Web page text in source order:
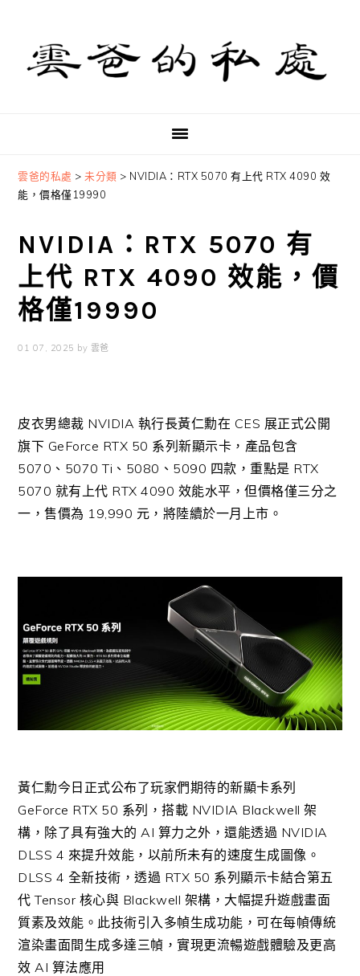
primary
navigation
content
primary
sidebar
雲爸的私處 >未分類 > NVIDIA：RTX 5070 有上代 RTX 4090 效
能，價格僅19990
NVIDIA：RTX 5070 有
上代 RTX 4090 效能，價
格僅19990
01 07, 2025 by 雲爸
皮衣男總裁 NVIDIA 執行長黃仁勳在 CES 展正式公開
旗下 GeForce RTX 50 系列新顯示卡，產品包含
5070、5070 Ti、5080、5090 四款，重點是 RTX
5070 就有上代 RTX 4090 效能水平，但價格僅三分之
一，售價為 19,990 元，將陸續於一月上市。
黃仁勳今日正式公布了玩家們期待的新顯卡系列
GeForce RTX 50 系列，搭載 NVIDIA Blackwell 架
構，除了具有強大的 AI 算力之外，還能透過 NVIDIA
DLSS 4 來提升效能，以前所未有的速度生成圖像。
DLSS 4 全新技術，透過 RTX 50 系列顯示卡結合第五
代 Tensor 核心與 Blackwell 架構，大幅提升遊戲畫面
質素及效能。此技術引入多幀生成功能，可在每幀傳統
渲染畫面間生成多達三幀，實現更流暢遊戲體驗及更高
效 AI 算法應用